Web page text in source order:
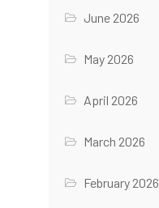
June 2026
May 2026
April 2026
March 2026
February 2026